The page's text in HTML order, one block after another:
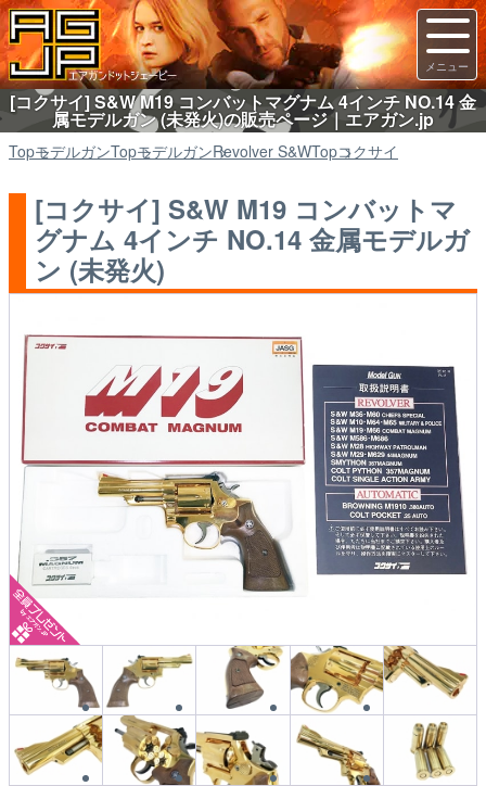
[コクサイ] S&W M19 コンバットマグナム 4インチ NO.14 金
属モデルガン (未発火)の販売ページ｜エアガン.jp
TopモデルガンTopモデルガンRevolver S&WTopコクサイ
[コクサイ] S&W M19 コンバットマ
グナム 4インチ NO.14 金属モデルガ
ン (未発火)